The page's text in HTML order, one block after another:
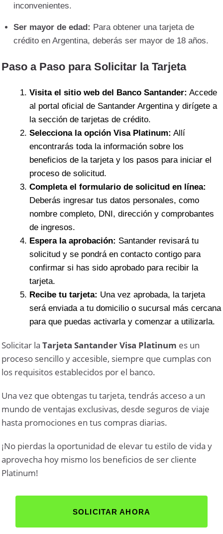
inconvenientes.
Ser mayor de edad: Para obtener una tarjeta de
crédito en Argentina, deberás ser mayor de 18 años.
Paso a Paso para Solicitar la Tarjeta
Visita el sitio web del Banco Santander: Accede
al portal oficial de Santander Argentina y dirígete a
la sección de tarjetas de crédito.
Selecciona la opción Visa Platinum: Allí
encontrarás toda la información sobre los
beneficios de la tarjeta y los pasos para iniciar el
proceso de solicitud.
Completa el formulario de solicitud en línea:
Deberás ingresar tus datos personales, como
nombre completo, DNI, dirección y comprobantes
de ingresos.
Espera la aprobación: Santander revisará tu
solicitud y se pondrá en contacto contigo para
confirmar si has sido aprobado para recibir la
tarjeta.
Recibe tu tarjeta: Una vez aprobada, la tarjeta
será enviada a tu domicilio o sucursal más cercana
para que puedas activarla y comenzar a utilizarla.
Solicitar laTarjeta Santander Visa Platinum es un
proceso sencillo y accesible, siempre que cumplas con
los requisitos establecidos por el banco.
Una vez que obtengas tu tarjeta, tendrás acceso a un
mundo de ventajas exclusivas, desde seguros de viaje
hasta promociones en tus compras diarias.
¡No pierdas la oportunidad de elevar tu estilo de vida y
aprovecha hoy mismo los beneficios de ser cliente
Platinum!
SOLICITAR AHORA